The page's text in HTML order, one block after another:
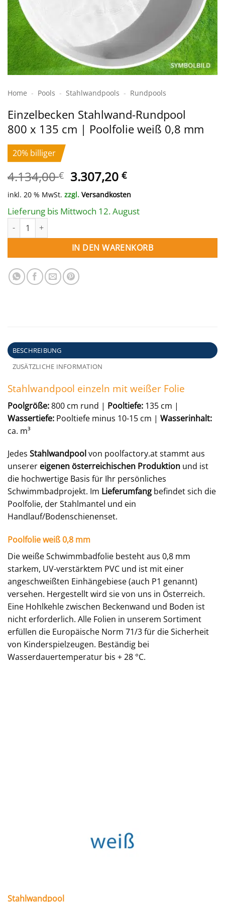
Home - Pools - Stahlwand­pools - Rundpools
Einzelbecken Stahl­wand-Rundpool
800 x 135 cm | Poolfolie weiß 0,8 mm
20% billiger
4.134,00€ Ursprünglicher
Preis
war:
4.134,00 €
3.307,20€Aktueller
ist:
3.307,20 €.
inkl. 20 % MwSt. zzgl. Versandkosten
Lieferung bis Mittwoch 12. August
Einzelbecken Stahl­wand-Rundpool 800 x 135 cm | Poolfolie
IN DEN WARENKORB
BESCHREIBUNG
ZUSÄTZLICHE INFORMATION
Stahlwandpool einzeln mit weißer Folie
Poolgröße:800 cm rund | Pooltiefe: 135 cm |
Wassertiefe: Pooltiefe minus 10-15 cm | Wasserinhalt:
ca. m³
Jedes Stahlwandpoolvon poolfactory.at stammt aus
unserer eigenen österreichischen Produktion und ist
die hochwertige Basis für Ihr persönliches
Schwimmbadprojekt. Im Lieferumfang befindet sich die
Poolfolie, der Stahlmantel und ein
Handlauf/Bodenschienenset.
Poolfolie weiß 0,8 mm
Die weiße Schwimmbadfolie besteht aus 0,8 mm
starkem, UV-verstärktem PVC und ist mit einer
angeschweißten Einhängebiese (auch P1 genannt)
versehen. Hergestellt wird sie von uns in Österreich.
Eine Hohlkehle zwischen Beckenwand und Boden ist
nicht erforderlich. Alle Folien in unserem Sortiment
erfüllen die Europäische Norm 71/3 für die Sicherheit
von Kinderspielzeugen. Beständig bei
Wasserdauertemperatur bis + 28 °C.
Stahlwandpool